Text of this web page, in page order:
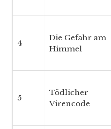
4
Die Gefahr am
Himmel
5
Tödlicher
Virencode